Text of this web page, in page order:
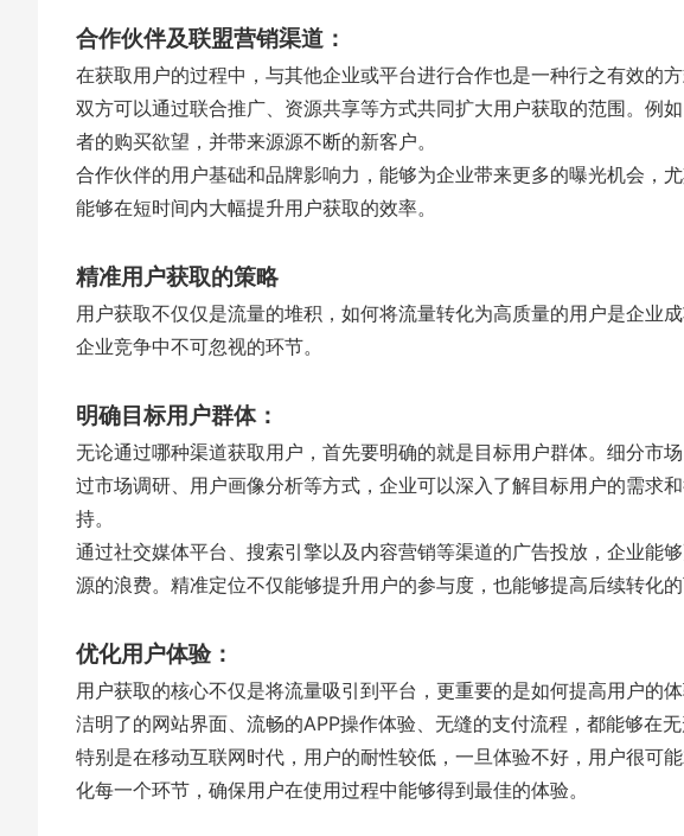
合作伙伴及联盟营销渠道：
在获取用户的过程中，与其他企业或平台进行合作也是一种行之有效的
双方可以通过联合推广、资源共享等方式共同扩大用户获取的范围。例
者的购买欲望，并带来源源不断的新客户。
合作伙伴的用户基础和品牌影响力，能够为企业带来更多的曝光机会，
能够在短时间内大幅提升用户获取的效率。
精准用户获取的策略
用户获取不仅仅是流量的堆积，如何将流量转化为高质量的用户是企业
企业竞争中不可忽视的环节。
明确目标用户群体：
无论通过哪种渠道获取用户，首先要明确的就是目标用户群体。细分市
过市场调研、用户画像分析等方式，企业可以深入了解目标用户的需求
持。
通过社交媒体平台、搜索引擎以及内容营销等渠道的广告投放，企业能
源的浪费。精准定位不仅能够提升用户的参与度，也能够提高后续转化的
优化用户体验：
用户获取的核心不仅是将流量吸引到平台，更重要的是如何提高用户的
洁明了的网站界面、流畅的APP操作体验、无缝的支付流程，都能够在无
特别是在移动互联网时代，用户的耐性较低，一旦体验不好，用户很可
化每一个环节，确保用户在使用过程中能够得到最佳的体验。